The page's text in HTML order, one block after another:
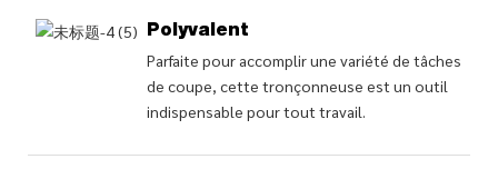
Polyvalent
Parfaite pour accomplir une variété de tâches
de coupe, cette tronçonneuse est un outil
indispensable pour tout travail.